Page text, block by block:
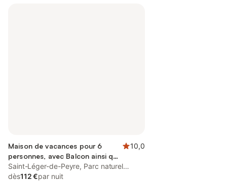
Maison de vacances pour 6
personnes, avec Balcon ainsi que
Terrasse et Jardin
10,0
Saint-Léger-de-Peyre, Parc naturel
régional de l'Aubrac
dès112 €par nuit